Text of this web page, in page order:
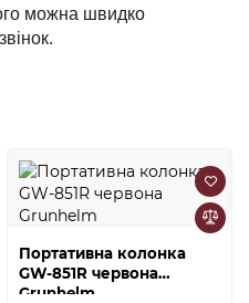
можна швидко
Портативна колонка
GW-851R червона
Grunhelm